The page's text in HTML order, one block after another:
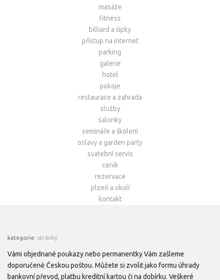
masáže
fitness
billiard a šipky
přístup na internet
parking
galerie
hotel
pokoje
restaurace a zahrada
služby
salonky
semináře a školení
oslavy a garden party
svatební servis
ceník
rezervace
plzeň a okolí
kontakt
kategorie: stránky
Vámi objednané poukazy nebo permanentky Vám zašleme
doporučeně Českou poštou. Můžete si zvolit jako formu úhrady
bankovní převod, platbu kreditní kartou či na dobírku. Veškeré